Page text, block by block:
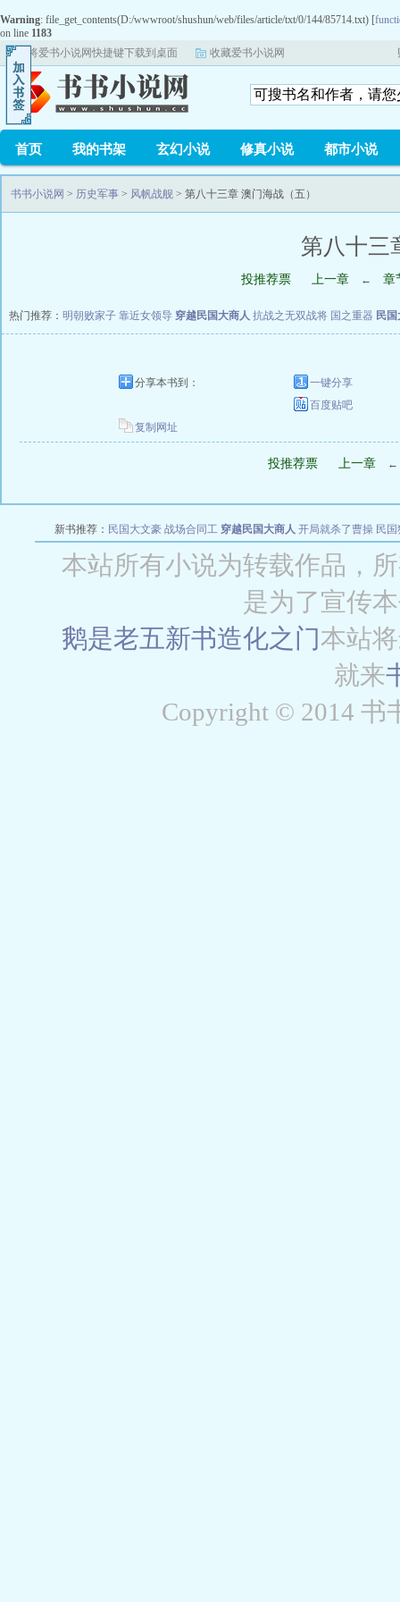
Warning: file_get_contents(D:/wwwroot/shushun/web/files/article/txt/0/144/85714.txt) [
on line 1183
将爱书小说网快捷键下载到桌面
收藏爱书小说网
首页 我的书架 玄幻小说 修真小说 都市小说
书书小说网 > 历史军事 > 风帆战舰 > 第八十三章 澳门海战（五）
第八十三
投推荐票 上一章 ← 章
热门推荐： 明朝败家子 靠近女领导 穿越民国大商人 抗战之无双战将 国之重器 民
分享本书到：
一键分享
百度贴吧
复制网址
投推荐票 上一章 ←
新书推荐： 民国大文豪 战场合同工 穿越民国大商人 开局就杀了曹操 民
本站所有小说为转载作品，
是为了宣传
鹅是老五新书造化之门本站
就来
Copyright © 2014 书